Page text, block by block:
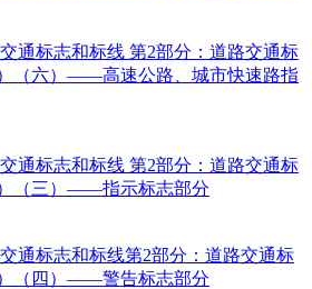
通标志和标线 第2部分：道路交通标
）（六）——高速公路、城市快速路指
通标志和标线 第2部分：道路交通标
）（三）——指示标志部分
通标志和标线第2部分：道路交通标
）（四）——警告标志部分